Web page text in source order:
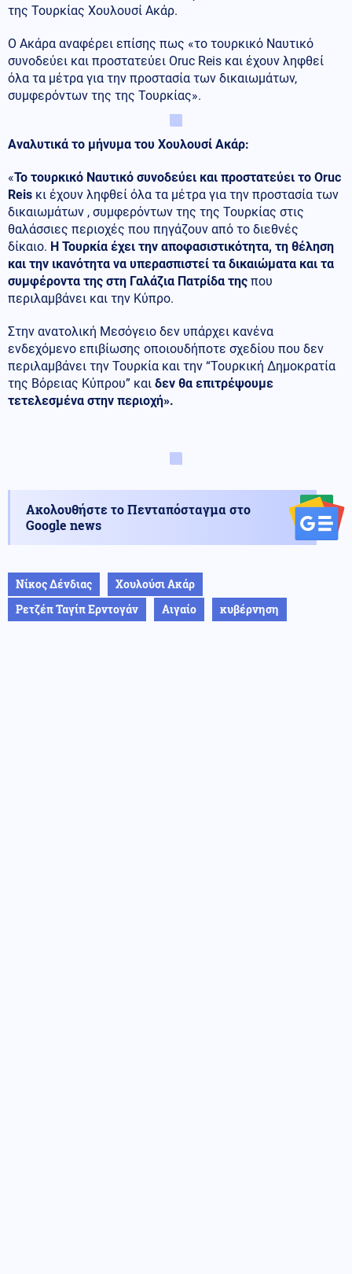
της Τουρκίας Χουλουσί Ακάρ.
Ο Ακάρα αναφέρει επίσης πως «το τουρκικό Ναυτικό
συνοδεύει και προστατεύει Oruc Reis και έχουν ληφθεί
όλα τα μέτρα για την προστασία των δικαιωμάτων,
συμφερόντων της της Τουρκίας».
Αναλυτικά το μήνυμα του Χουλουσί Ακάρ:
«Το τουρκικό Ναυτικό συνοδεύει και προστατεύει το Oruc
Reis κι έχουν ληφθεί όλα τα μέτρα για την προστασία των
δικαιωμάτων , συμφερόντων της της Τουρκίας στις
θαλάσσιες περιοχές που πηγάζουν από το διεθνές
δίκαιο. Η Τουρκία έχει την αποφασιστικότητα, τη θέληση
και την ικανότητα να υπερασπιστεί τα δικαιώματα και τα
συμφέροντα της στη Γαλάζια Πατρίδα της που
περιλαμβάνει και την Κύπρο.
Στην ανατολική Μεσόγειο δεν υπάρχει κανένα
ενδεχόμενο επιβίωσης οποιουδήποτε σχεδίου που δεν
περιλαμβάνει την Τουρκία και την “Τουρκική Δημοκρατία
της Βόρειας Κύπρου” και δεν θα επιτρέψουμε
τετελεσμένα στην περιοχή».
Ακολουθήστε το Πενταπόσταγμα στο
Google news
Νίκος Δένδιας
Χουλούσι Ακάρ
Ρετζέπ Ταγίπ Ερντογάν
Αιγαίο κυβέρνηση